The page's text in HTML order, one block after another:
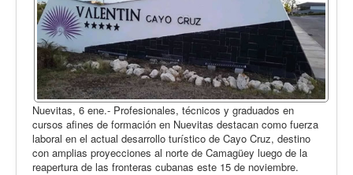
Nuevitas, 6 ene.- Profesionales, técnicos y graduados en
cursos afines de formación en Nuevitas destacan como fuerza
laboral en el actual desarrollo turístico de Cayo Cruz, destino
con amplias proyecciones al norte de Camagüey luego de la
reapertura de las fronteras cubanas este 15 de noviembre.